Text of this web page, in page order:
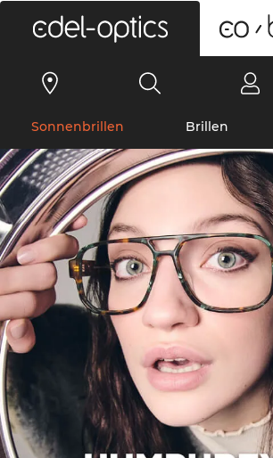
Sonnenbrillen Brillen